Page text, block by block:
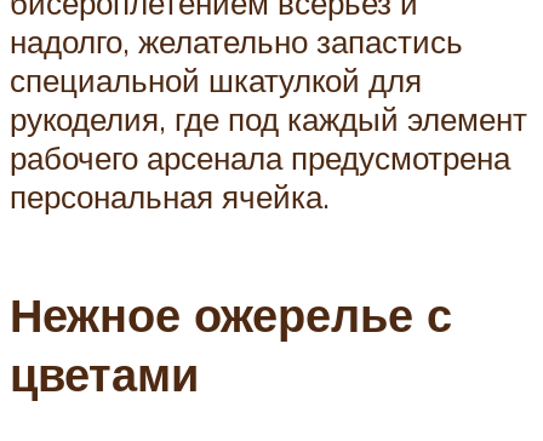
надолго, желательно запастись
специальной шкатулкой для
рукоделия, где под каждый элемент
рабочего арсенала предусмотрена
персональная ячейка.
Нежное ожерелье с
цветами